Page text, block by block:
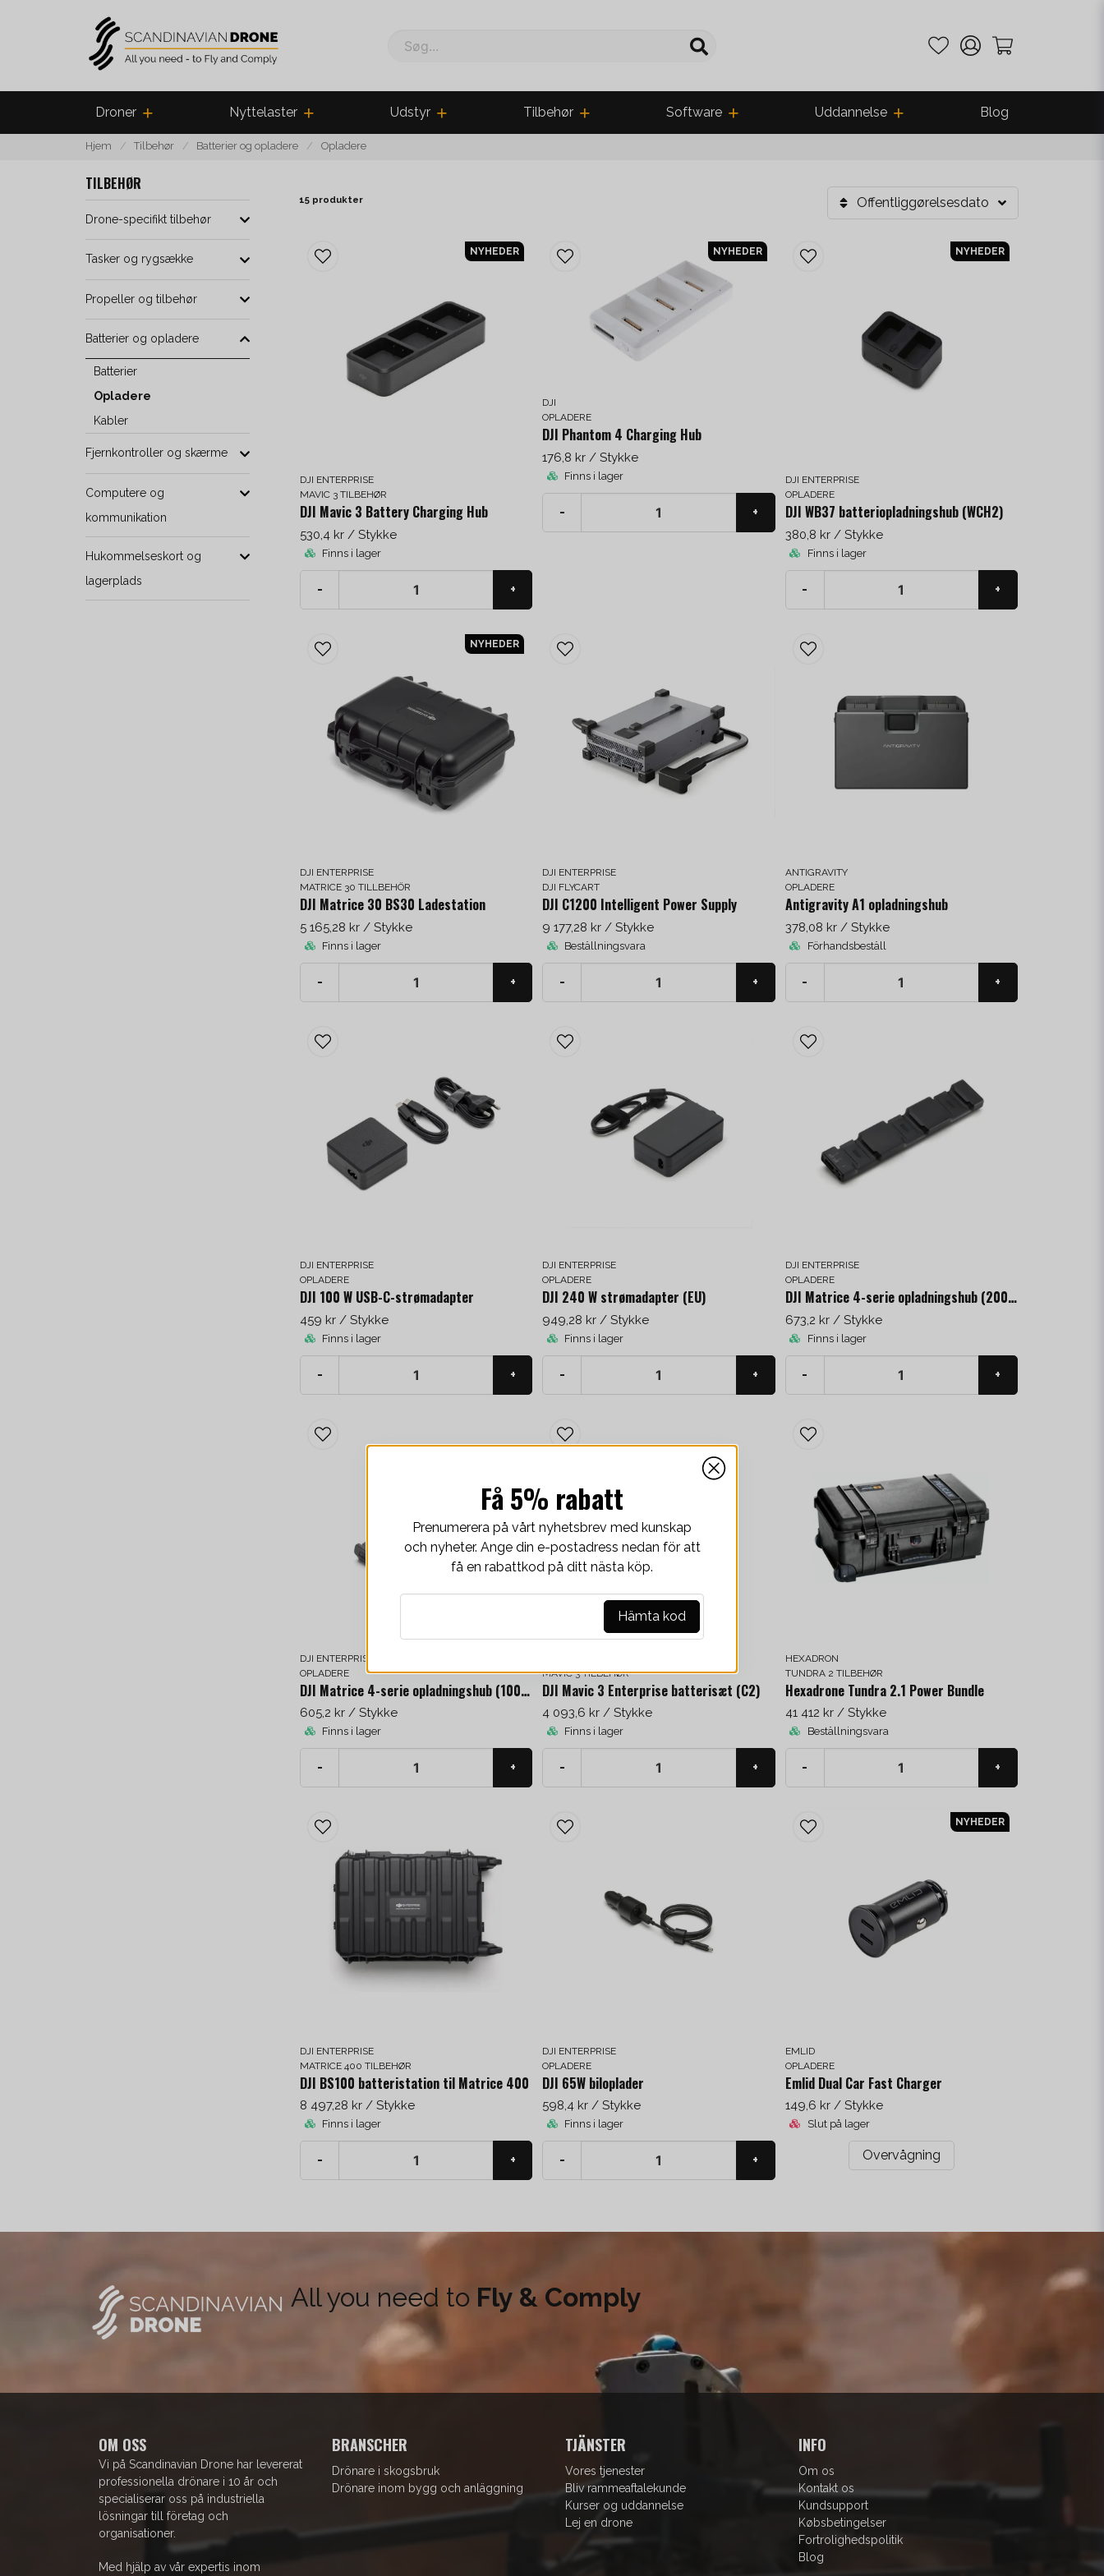
Søg...
Droner Nyttelaster Udstyr Tilbehør Software Uddannelse Blog
Hjem Tilbehør Batterier og opladere Opladere
TILBEHØR
Drone-specifikt tilbehør
Tasker og rygsække
Propeller og tilbehør
Batterier og opladere
Batterier
Opladere
Kabler
Fjernkontroller og skærme
Computere og
kommunikation
Hukommelseskort og
lagerplads
15 produkter Offentliggørelsesdato
DJI ENTERPRISE
MAVIC 3 TILBEHØR
DJI Mavic 3 Battery Charging Hub
530,4 kr / Stykke
Finns i lager
- +
NYHEDER
DJI
OPLADERE
DJI Phantom 4 Charging Hub
176,8 kr / Stykke
Finns i lager
- +
NYHEDER
DJI ENTERPRISE
OPLADERE
DJI WB37 batteriopladningshub (WCH2)
380,8 kr / Stykke
Finns i lager
- +
NYHEDER
DJI ENTERPRISE
MATRICE 30 TILLBEHÖR
DJI Matrice 30 BS30 Ladestation
5 165,28 kr / Stykke
Finns i lager
- +
NYHEDER
DJI ENTERPRISE
DJI FLYCART
DJI C1200 Intelligent Power Supply
9 177,28 kr / Stykke
Beställningsvara
- +
ANTIGRAVITY
OPLADERE
Antigravity A1 opladningshub
378,08 kr / Stykke
Förhandsbeställ
- +
DJI ENTERPRISE
OPLADERE
DJI 100 W USB-C-strømadapter
459 kr / Stykke
Finns i lager
- +
DJI ENTERPRISE
OPLADERE
DJI 240 W strømadapter (EU)
949,28 kr / Stykke
Finns i lager
- +
DJI ENTERPRISE
OPLADERE
DJI Matrice 4-serie opladningshub (200 W)
673,2 kr / Stykke
Finns i lager
- +
DJI ENTERPRISE
OPLADERE
DJI Matrice 4-serie opladningshub (100 W)
605,2 kr / Stykke
Finns i lager
- +
MAVIC 3 TILBEHØR
DJI Mavic 3 Enterprise batterisæt (C2)
4 093,6 kr / Stykke
Finns i lager
- +
HEXADRON
TUNDRA 2 TILBEHØR
Hexadrone Tundra 2.1 Power Bundle
41 412 kr / Stykke
Beställningsvara
- +
DJI ENTERPRISE
MATRICE 400 TILBEHØR
DJI BS100 batteristation til Matrice 400
8 497,28 kr / Stykke
Finns i lager
- +
DJI ENTERPRISE
OPLADERE
DJI 65W biloplader
598,4 kr / Stykke
Finns i lager
- +
EMLID
OPLADERE
Emlid Dual Car Fast Charger
149,6 kr / Stykke
Slut på lager
Overvågning
NYHEDER
Få 5% rabatt
och nyheter. Ange din e-postadress nedan för att
E-mail-adresse Hämta kod
All you need to Fly & Comply
OM OSS
Vi på Scandinavian Drone har levererat
professionella drönare i 10 år och
specialiserar oss på industriella
lösningar till företag och
organisationer.
Med hjälp av vår expertis inom
BRANSCHER
Drönare i skogsbruk
Drönare inom bygg och anläggning
TJÄNSTER
Vores tjenester
Bliv rammeaftalekunde
Kurser og uddannelse
Lej en drone
INFO
Om os
Kontakt os
Kundsupport
Købsbetingelser
Fortrolighedspolitik
Blog